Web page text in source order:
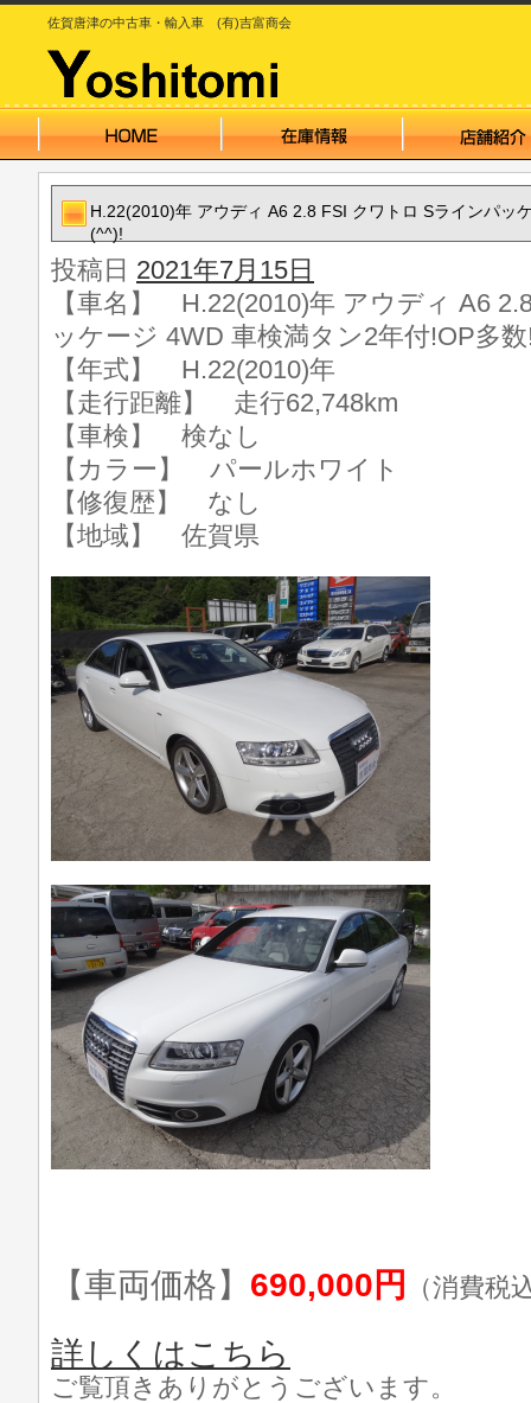
佐賀唐津の中古車・輸入車 (有)吉富商会
H.22(2010)年 アウディ A6 2.8 FSI クワトロ Sラインパッ
(^^)!
投稿日 2021年7月15日
【車名】 H.22(2010)年 アウディ A6
ッケージ 4WD 車検満タン2年付!OP多
【年式】 H.22(2010)年
【走行距離】 走行62,748km
【車検】 検なし
【カラー】 パールホワイト
【修復歴】 なし
【地域】 佐賀県
【車両価格】 690,000円 （消費税
詳しくはこちら
ご覧頂きありがとうございます。